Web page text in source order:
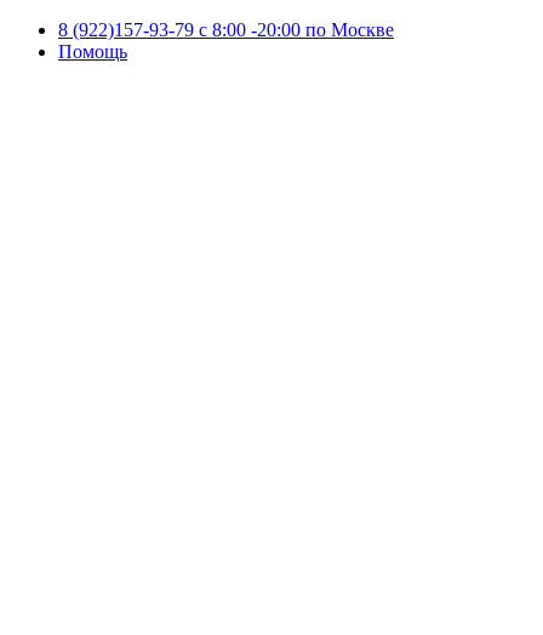
8 (922)157-93-79 c 8:00 -20:00 по Москве
Помощь